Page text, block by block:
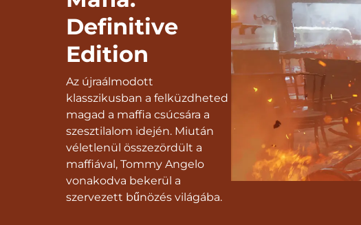
Definitive
Edition
Az újraálmodott
klasszikusban a felküzdheted
magad a maffia csúcsára a
szesztilalom idején. Miután
véletlenül összezördült a
maffiával, Tommy Angelo
vonakodva bekerül a
szervezett bűnözés világába.